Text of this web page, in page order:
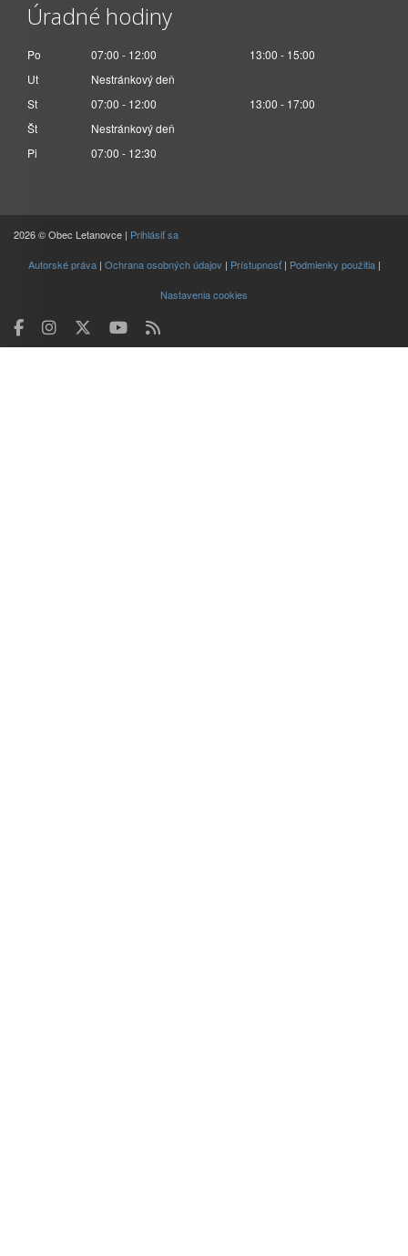
Úradné hodiny
Po 07:00 - 12:00
13:00 - 15:00
Ut
Nestránkový deň
St
07:00 - 12:00
13:00 - 17:00
Št
Nestránkový deň
Pi
07:00 - 12:30
2026 © Obec Letanovce | Prihlásiť sa
Autorské práva| Ochrana osobných údajov | Prístupnosť| Podmienky použitia|
Nastavenia cookies